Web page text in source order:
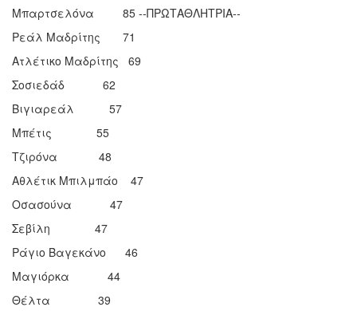
Μπαρτσελόνα 85 --ΠΡΩΤΑΘΛΗΤΡΙΑ--
Ρεάλ Μαδρίτης 71
Ατλέτικο Μαδρίτης 69
Σοσιεδάδ 62
Βιγιαρεάλ 57
Μπέτις 55
Τζιρόνα 48
Αθλέτικ Μπιλμπάο 47
Οσασούνα 47
Σεβίλη 47
Ράγιο Βαγεκάνο 46
Μαγιόρκα 44
Θέλτα 39